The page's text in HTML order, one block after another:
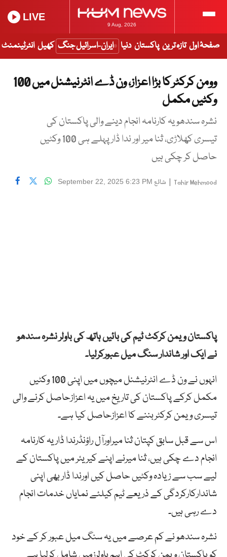
9 Aug, 2026
LIVE
صفحۂ اول تازہ ترین پاکستان دنیا ایران-اسرائیل جنگ کھیل انٹرٹینمنٹ
وومن کرکٹر کا بڑا اعزاز، ون ڈے انٹرنیشنل میں 100
وکٹیں مکمل
نشرہ سندھو یہ کارنامہ انجام دینے والی پاکستان کی
تیسری کھلاڑی، ثنا میر اور ندا ڈار پہلے ہی 100 وکٹیں
حاصل کر چکی ہیں
Tahir Mehmood
| شائع September 22, 2025 6:23 PM
پاکستان ویمن کرکٹ ٹیم کی بائیں ہاتھ کی باولر نشرہ سندھو
نے ایک اور شاندار سنگ میل عبورکرلیا۔
انہوں نے ون ڈے انٹرنیشنل میچوں میں اپنی 100 وکٹیں
مکمل کرکے پاکستان کی تاریخ میں یہ اعزازحاصل کرنے والی
تیسری ویمن کرکٹربننے کا اعزازحاصل کیا ہے۔
اس سے قبل سابق کپتان ثنا میراورآل راؤنڈرندا ڈاریہ کارنامہ
انجام دے چکی ہیں، ثنا میرنے اپنے کیریئر میں پاکستان کے
لیے سب سے زیادہ وکٹیں حاصل کیں اورندا ڈار بھی اپنی
شاندارکارکردگی کے ذریعے ٹیم کیلئے نمایاں خدمات انجام
دے رہی ہیں۔
نشرہ سندھو نے کم عرصے میں یہ سنگ میل عبور کر کے خود